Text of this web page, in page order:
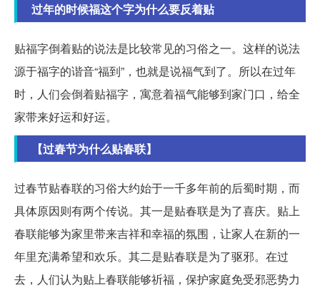
过年的时候福这个字为什么要反着贴
贴福字倒着贴的说法是比较常见的习俗之一。这样的说法
源于福字的谐音“福到”，也就是说福气到了。所以在过年
时，人们会倒着贴福字，寓意着福气能够到家门口，给全
家带来好运和好运。
【过春节为什么贴春联】
过春节贴春联的习俗大约始于一千多年前的后蜀时期，而
具体原因则有两个传说。其一是贴春联是为了喜庆。贴上
春联能够为家里带来吉祥和幸福的氛围，让家人在新的一
年里充满希望和欢乐。其二是贴春联是为了驱邪。在过
去，人们认为贴上春联能够祈福，保护家庭免受邪恶势力